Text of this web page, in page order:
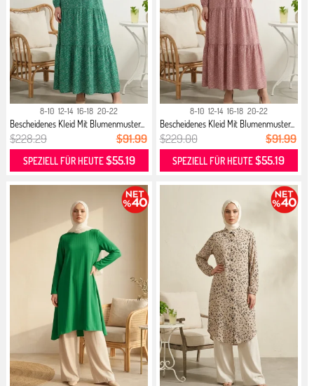
8-10 12-14 16-18 20-22
Bescheidenes Kleid Mit Blumenmuster...
$228.29 $91.99
SPEZIELL FÜR HEUTE$55.19
8-10 12-14 16-18 20-22
Bescheidenes Kleid Mit Blumenmuster...
$229.00 $91.99
SPEZIELL FÜR HEUTE$55.19